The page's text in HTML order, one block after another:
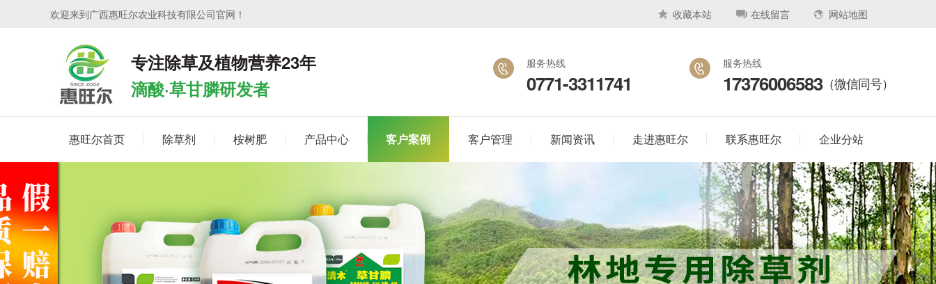
收藏本站 在线留言 网站地图
欢迎来到广西惠旺尔农业科技有限公司官网！
专注除草及植物营养23年
滴酸·草甘膦研发者
服务热线
0771-3311741
服务热线
17376006583（微信同号）
惠旺尔首页 除草剂 桉树肥 产品中心 客户案例 客户管理 新闻资讯 走进惠旺尔 联系惠旺尔 企业分站